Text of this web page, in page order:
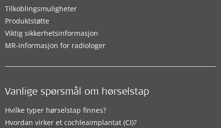
Tilkoblingsmuligheter
Produktstøtte
Viktig sikkerhetsinformasjon
MR-informasjon for radiologer
Vanlige spørsmål om hørselstap
Hvilke typer hørselstap finnes?
Hvordan virker et cochleaimplantat (CI)?